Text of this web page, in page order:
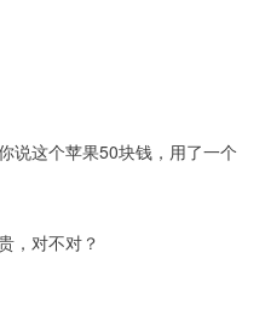
说这个苹果50块钱，用了一个
，对不对？